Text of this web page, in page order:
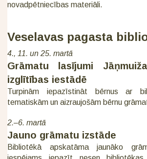
novadpētniecības materiāli.
Veselavas pagasta
4., 11. un 25. martā
Grāmatu lasījumi
izglītības iestādē
Turpinām iepazīstināt bērnus ar
tematiskām un aizraujošām bērnu
2.–6. martā
Jauno grāmatu izstāde
Bibliotēkā apskatāma jaunāko